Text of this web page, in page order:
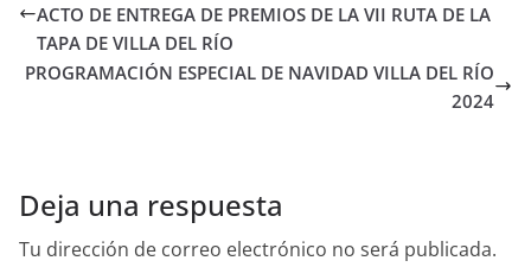
ACTO DE ENTREGA DE PREMIOS DE LA VII RUTA DE LA
TAPA DE VILLA DEL RÍO
PROGRAMACIÓN ESPECIAL DE NAVIDAD VILLA DEL RÍO
2024
Deja una respuesta
Tu dirección de correo electrónico no será publicada.